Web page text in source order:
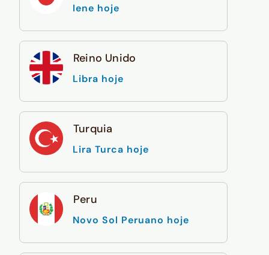
Iene hoje
Reino Unido
Libra hoje
Turquia
Lira Turca hoje
Peru
Novo Sol Peruano hoje